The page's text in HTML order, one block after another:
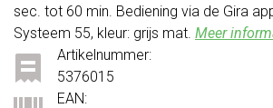
sec. tot 60 min. Bediening via de Gira
Systeem 55, kleur: grijs mat. Meer
Artikelnummer:
5376015
EAN: